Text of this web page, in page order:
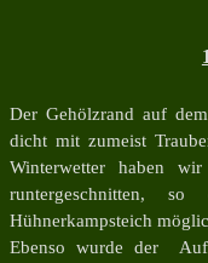
Der Gehölzrand auf
dicht mit zumeist
Winterwetter haben
runtergeschnitten,
Hühnerkampsteich
Ebenso wurde der